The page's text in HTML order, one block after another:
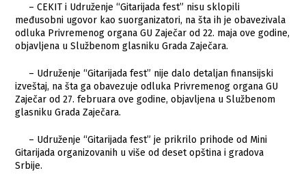
– CEKIT i Udruženje “Gitarijada fest” nisu sklopili
međusobni ugovor kao suorganizatori, na šta ih je obavezivala
odluka Privremenog organa GU Zaječar od 22. maja ove godine,
objavljena u Službenom glasniku Grada Zaječara.
– Udruženje “Gitarijada fest” nije dalo detaljan finansijski
izveštaj, na šta ga obavezuje odluka Privremenog organa GU
Zaječar od 27. februara ove godine, objavljena u Službenom
glasniku Grada Zaječara.
– Udruženje “Gitarijada fest” je prikrilo prihode od Mini
Gitarijada organizovanih u više od deset opština i gradova
Srbije.